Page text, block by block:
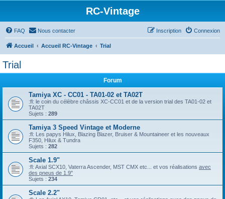
RC-Vintage
FAQ Nous contacter Connexion
Inscription
Accueil Accueil RC-Vintage Trial
Trial
Forum
Tamiya XC - CC01 - TA01-02 et TA02T
:fl: le coin du célèbre châssis XC-CC01 et de la version trial des TA01-02 et
TA02T
Sujets : 289
Tamiya 3 Speed Vintage et Moderne
:fl: Les papys Hilux, Blazing Blazer, Bruiser & Mountaineer et les nouveaux
F350, Hilux & Tundra
Sujets : 282
Scale 1.9"
:fl: Axial SCX10, Vaterra Ascender, MST CMX etc... et vos réalisations avec
des pneus de 1.9"
Sujets : 234
Scale 2.2"